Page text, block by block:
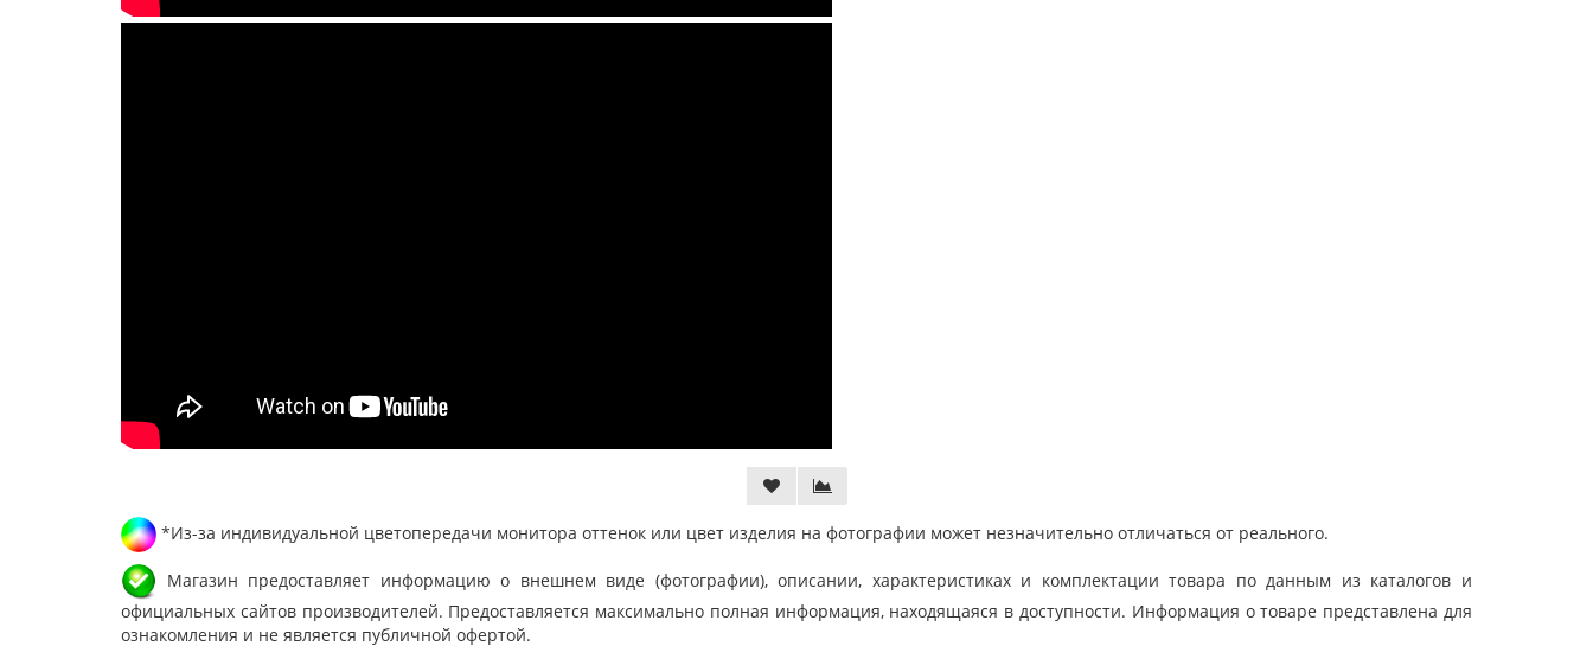
*Из-за индивидуальной цветопередачи монитора оттенок или цвет изделия на фотографии может незначительно отличаться от реального.
Магазин предоставляет информацию о внешнем виде (фотографии), описании, характеристиках и комплектации товара по данным из каталогов и
официальных сайтов производителей. Предоставляется максимально полная информация, находящаяся в доступности. Информация о товаре представлена для
ознакомления и не является публичной офертой.